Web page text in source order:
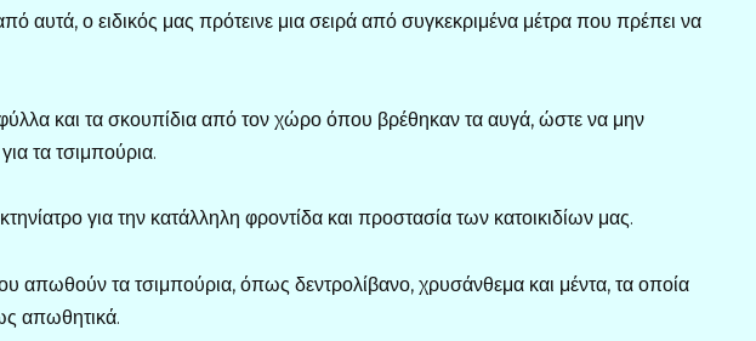
αυτά, ο ειδικός μας πρότεινε μια σειρά από συγκεκριμένα μέτρα που πρέπει να
και τα σκουπίδια από τον χώρο όπου βρέθηκαν τα αυγά, ώστε να μην
τα τσιμπούρια.
για την κατάλληλη φροντίδα και προστασία των κατοικιδίων μας.
απωθούν τα τσιμπούρια, όπως δεντρολίβανο, χρυσάνθεμα και μέντα, τα οποία
απωθητικά.